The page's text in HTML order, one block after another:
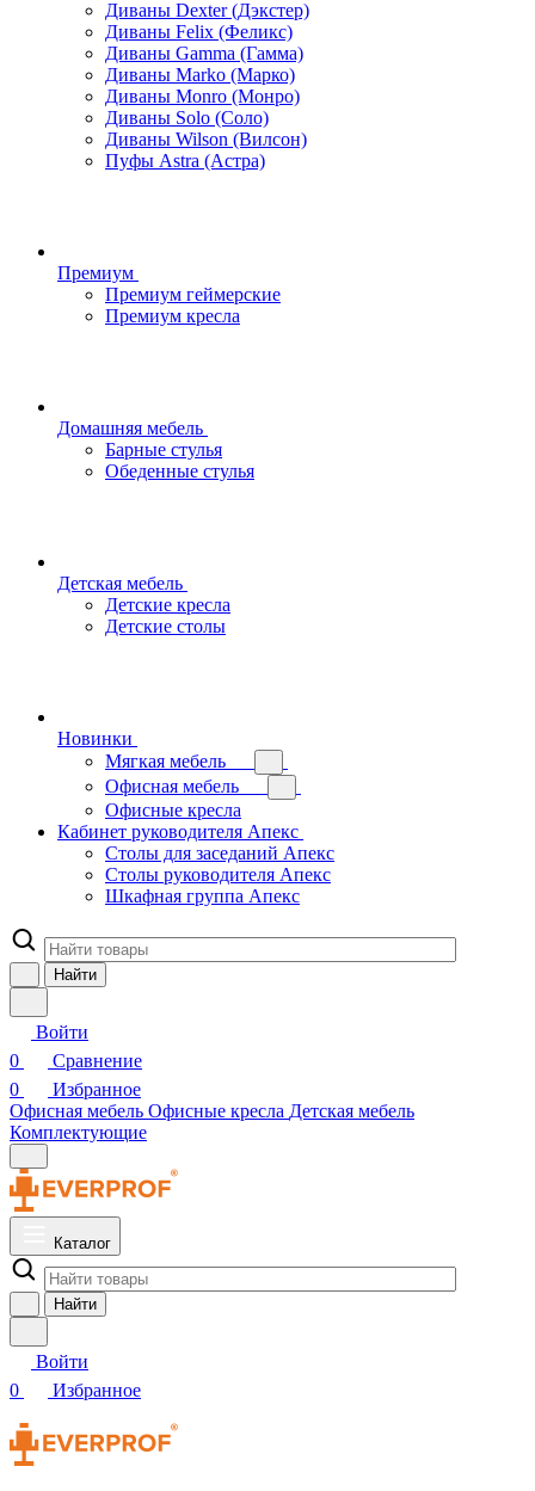
Диваны Dexter (Дэкстер)
Диваны Felix (Феликс)
Диваны Gamma (Гамма)
Диваны Marko (Марко)
Диваны Monro (Монро)
Диваны Solo (Соло)
Диваны Wilson (Вилсон)
Пуфы Astra (Астра)
Премиум
Премиум геймерские
Премиум кресла
Домашняя мебель
Барные стулья
Обеденные стулья
Детская мебель
Детские кресла
Детские столы
Новинки
Мягкая мебель
Офисная мебель
Офисные кресла
Кабинет руководителя Апекс
Столы для заседаний Апекс
Столы руководителя Апекс
Шкафная группа Апекс
Найти
Войти
0
Сравнение
0
Избранное
Офисная мебель Офисные кресла Детская мебель
Комплектующие
Каталог
Найти
Войти
0
Избранное